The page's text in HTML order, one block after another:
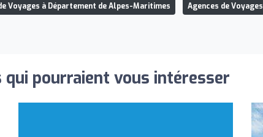
Voyages à Département de Alpes-Maritimes Agences de
qui pourraient vous intéresser